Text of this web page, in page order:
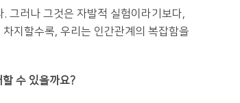
. 그러나 그것은 자발적 실험이라기보다,
지할수록, 우리는 인간관계의 복잡함을
수 있을까요?